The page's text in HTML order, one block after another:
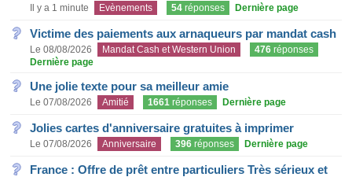
Il y a 1 minute Evènements 54 réponses Dernière page
Victime des paiements aux arnaqueurs par mandat cash
Le 08/08/2026 Mandat Cash et Western Union 476 réponses
Dernière page
Une jolie texte pour sa meilleur amie
Le 07/08/2026 Amitié 1661 réponses Dernière page
Jolies cartes d'anniversaire gratuites à imprimer
Le 07/08/2026 Anniversaire 396 réponses Dernière page
France : Offre de prêt entre particuliers Très sérieux et